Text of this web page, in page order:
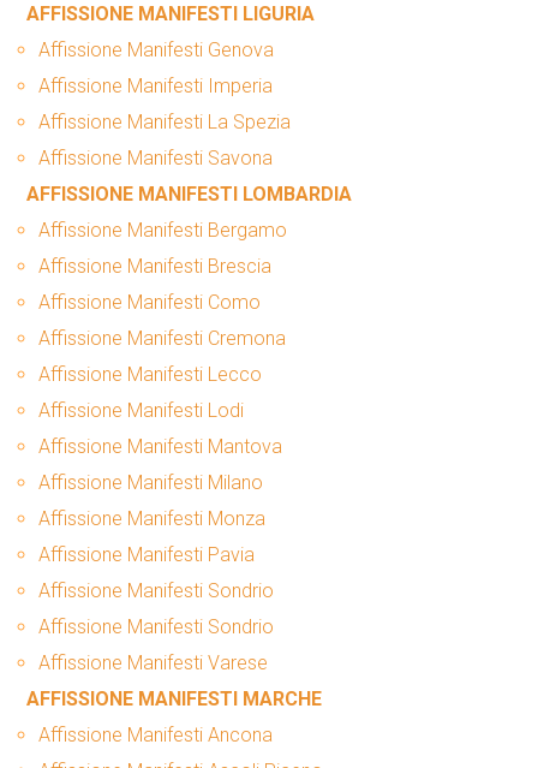
AFFISSIONE MANIFESTI LIGURIA
Affissione Manifesti Genova
Affissione Manifesti Imperia
Affissione Manifesti La Spezia
Affissione Manifesti Savona
AFFISSIONE MANIFESTI LOMBARDIA
Affissione Manifesti Bergamo
Affissione Manifesti Brescia
Affissione Manifesti Como
Affissione Manifesti Cremona
Affissione Manifesti Lecco
Affissione Manifesti Lodi
Affissione Manifesti Mantova
Affissione Manifesti Milano
Affissione Manifesti Monza
Affissione Manifesti Pavia
Affissione Manifesti Sondrio
Affissione Manifesti Sondrio
Affissione Manifesti Varese
AFFISSIONE MANIFESTI MARCHE
Affissione Manifesti Ancona